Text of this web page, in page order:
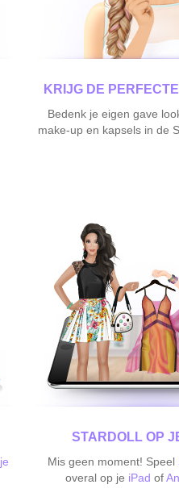
KRIJG DE
Bedenk je eigen gave
make-up en kapsels in de
je
STARDOLL OP
Mis geen moment! Speel
overal op je iPad of